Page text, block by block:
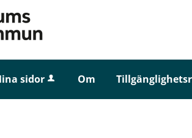
sidor Om